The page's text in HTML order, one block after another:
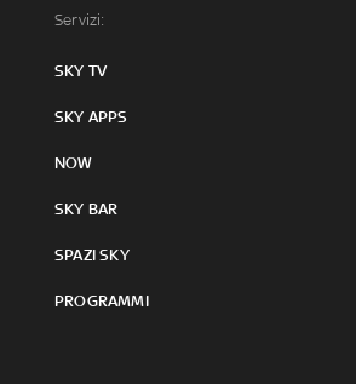
Servizi:
SKY TV
SKY APPS
NOW
SKY BAR
SPAZI SKY
PROGRAMMI